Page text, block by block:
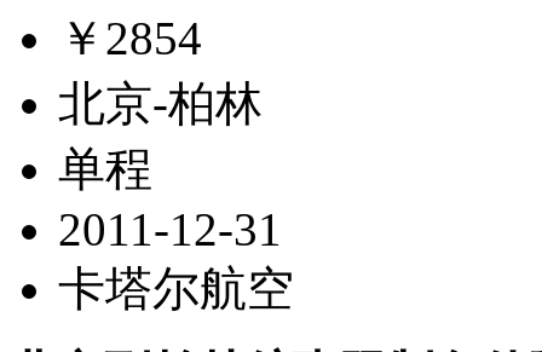
￥2854
北京-柏林
单程
2011-12-31
卡塔尔航空